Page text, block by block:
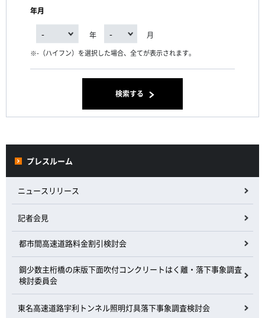
年月
年 月
-（ハイフン）を選択した場合、全てが表示されます。
検索する
プレスルーム
ニュースリリース
記者会見
都市間高速道路料金割引検討会
鋼少数主桁橋の床版下面吹付コンクリートはく離・落下事象調査
検討委員会
東名高速道路宇利トンネル照明灯具落下事象調査検討会